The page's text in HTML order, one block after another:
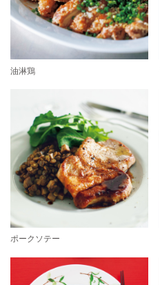
油淋鶏
ポークソテー